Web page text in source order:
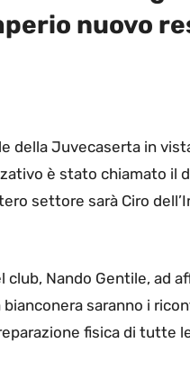
nuovo
della Juvecaserta in
è stato chiamato il
settore sarà Ciro
Nando Gentile, ad
saranno i
fisica di tutte